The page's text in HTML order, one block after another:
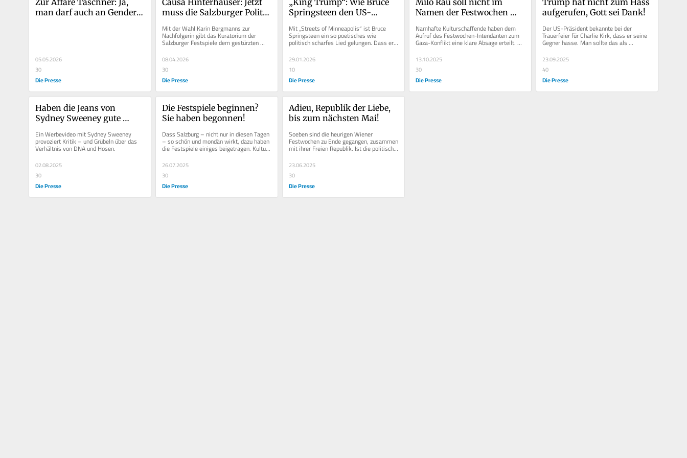
man darf auch an Gender-
05.05.2026
30
Die Presse
muss die Salzburger Politik
Mit der Wahl Karin Bergmanns zur
Nachfolgerin gibt das Kuratorium der
Salzburger Festspiele dem gestürzten
Intendanten nachträglich recht.
08.04.2026
30
Die Presse
Springsteen den US-
Mit „Streets of Minneapolis“ ist Bruce
Springsteen ein so poetisches wie
politisch scharfes Lied gelungen. Dass er
Trump darin als König...
29.01.2026
10
Die Presse
Namen der Festwochen
Namhafte Kulturschaffende haben dem
Aufruf des Festwochen-Intendanten zum
Gaza-Konflikt eine klare Absage erteilt.
Die Wiener Kulturstadträtin sollte...
13.10.2025
30
Die Presse
aufgerufen, Gott sei Dank!
Der US-Präsident bekannte bei der
Trauerfeier für Charlie Kirk, dass er seine
Gegner hasse. Man sollte das als
Selbsterkenntnis verstehen, nicht als...
23.09.2025
40
Die Presse
Haben die Jeans von
Sydney Sweeney gute
Ein Werbevideo mit Sydney Sweeney
provoziert Kritik – und Grübeln über das
Verhältnis von DNA und Hosen.
02.08.2025
30
Die Presse
Die Festspiele beginnen?
Sie haben begonnen!
Dass Salzburg – nicht nur in diesen Tagen
– so schön und mondän wirkt, dazu haben
die Festspiele einiges beigetragen. Kultur
zahlt sich aus,...
26.07.2025
30
Die Presse
Adieu, Republik der Liebe,
bis zum nächsten Mai!
Soeben sind die heurigen Wiener
Festwochen zu Ende gegangen, zusammen
mit ihrer Freien Republik. Ist die politische
Aktivität dieses Festivals nicht...
23.06.2025
30
Die Presse